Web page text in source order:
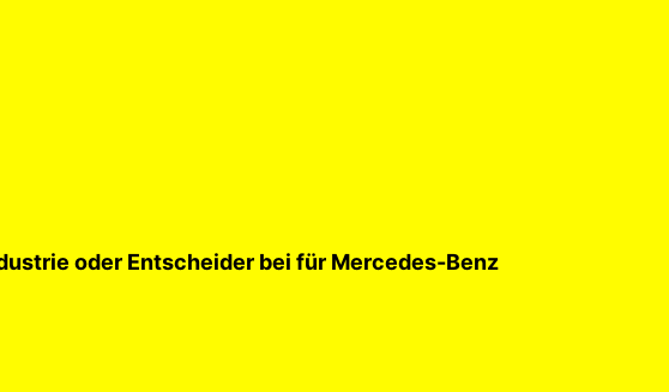
oder Entscheider bei für Mercedes-Benz